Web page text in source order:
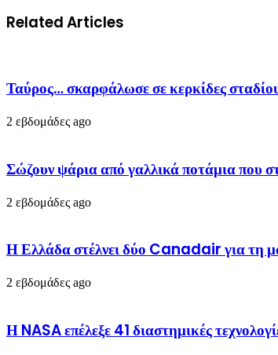
Related Articles
Ταύρος… σκαρφάλωσε σε κερκίδες
2 εβδομάδες ago
Σώζουν ψάρια από γαλλικά ποτάμια
2 εβδομάδες ago
Η Ελλάδα στέλνει δύο Canadair για τη
2 εβδομάδες ago
Η NASA επέλεξε 41 διαστημικές